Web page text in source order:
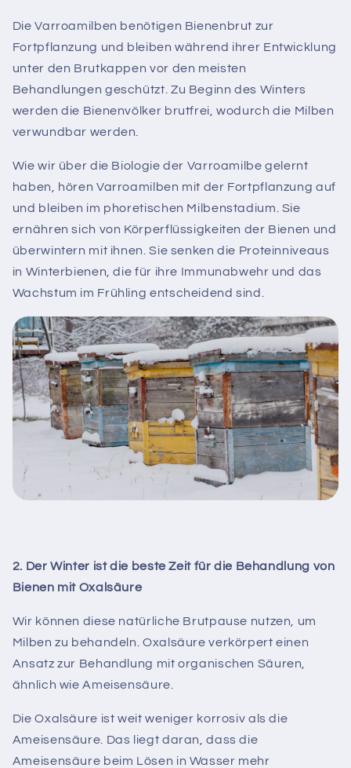
Die Varroamilben benötigen Bienenbrut zur
Fortpflanzung und bleiben während ihrer Entwicklung
unter den Brutkappen vor den meisten
Behandlungen geschützt. Zu Beginn des Winters
werden die Bienenvölker brutfrei, wodurch die Milben
verwundbar werden.
Wie wir über die Biologie der Varroamilbe gelernt
haben, hören Varroamilben mit der Fortpflanzung auf
und bleiben im phoretischen Milbenstadium. Sie
ernähren sich von Körperflüssigkeiten der Bienen und
überwintern mit ihnen. Sie senken die Proteinniveaus
in Winterbienen, die für ihre Immunabwehr und das
Wachstum im Frühling entscheidend sind.
2. Der Winter ist die beste Zeit für die Behandlung von
Bienen mit Oxalsäure
Wir können diese natürliche Brutpause nutzen, um
Milben zu behandeln. Oxalsäure verkörpert einen
Ansatz zur Behandlung mit organischen Säuren,
ähnlich wie Ameisensäure.
Die Oxalsäure ist weit weniger korrosiv als die
Ameisensäure. Das liegt daran, dass die
Ameisensäure beim Lösen in Wasser mehr